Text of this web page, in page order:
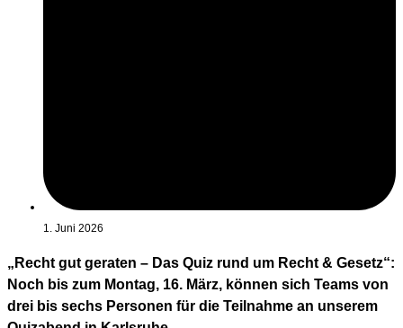
1. Juni 2026
„Recht gut geraten – Das Quiz rund um Recht & Gesetz“:
Noch bis zum Montag, 16. März, können sich Teams von
drei bis sechs Personen für die Teilnahme an unserem